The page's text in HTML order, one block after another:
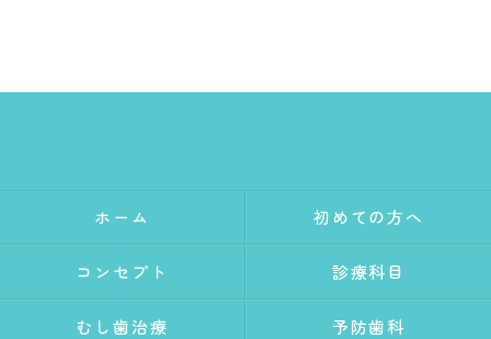
ホーム 初めての方へ
コンセプト 診療科目
むし歯治療 予防歯科